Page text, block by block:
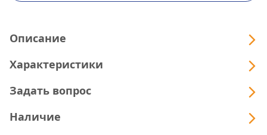
Описание
Характеристики
Задать вопрос
Наличие